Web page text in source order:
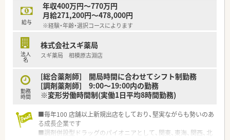
給与
年収400万円～770万円
月給271,200円～478,000円
※経験・年齢・選択コースによります
法人
名
株式会社スギ薬局
スギ薬局 相模原古淵店
勤務
時間
[総合薬剤師] 開局時間に合わせてシフト制勤務
[調剤薬剤師] 9:00～19:00内の勤務
※変形労働時間制(実働1日平均8時間勤務)
■毎年100 店舗以上新規出店をしており、堅実ながらも勢いのあ
る成長企業です
■調剤併設型ドラッグのパイオニアとして、関東、東海、関西、北